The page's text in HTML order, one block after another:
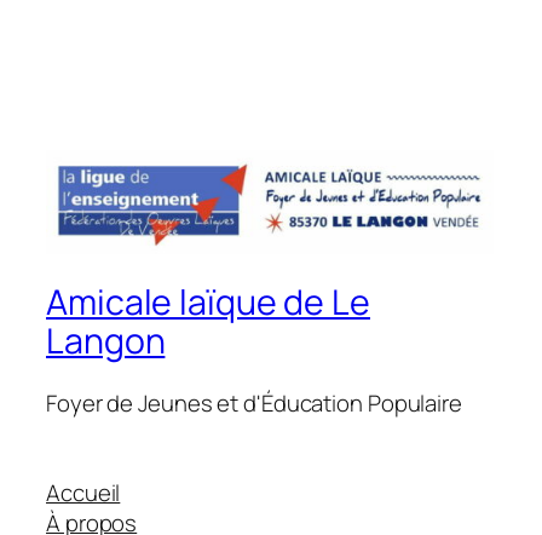
Amicale laïque de Le
Langon
Foyer de Jeunes et d'Éducation Populaire
Accueil
À propos